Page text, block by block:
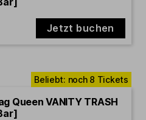
Jetzt buchen
Queen VANITY TRASH